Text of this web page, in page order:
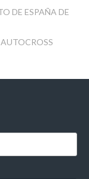
DE ESPAÑA DE